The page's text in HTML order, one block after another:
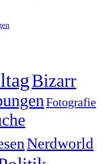
Bizarr
Fotografie
Nerdworld